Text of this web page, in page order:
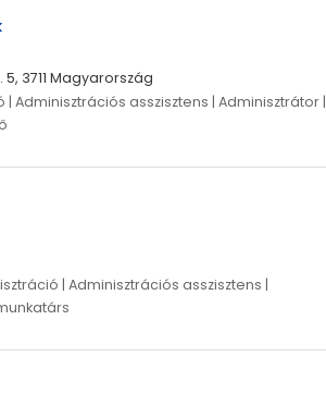
3711 Magyarország
Adminisztrációs asszisztens | Adminisztrátor |
| Adminisztrációs asszisztens |